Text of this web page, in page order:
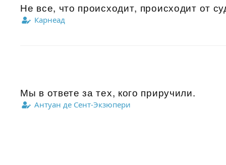
Не все, что происходит, происходит от
Карнеад
Мы в ответе за тех, кого приручили.
Антуан де Сент-Экзюпери